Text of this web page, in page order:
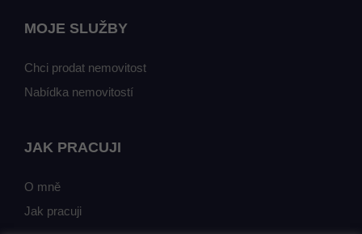
MOJE SLUŽBY
Chci prodat nemovitost
Nabídka nemovitostí
JAK PRACUJI
O mně
Jak pracuji